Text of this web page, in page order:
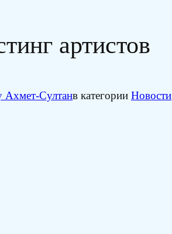
артистов
Ахмет-Султанв категории Новости